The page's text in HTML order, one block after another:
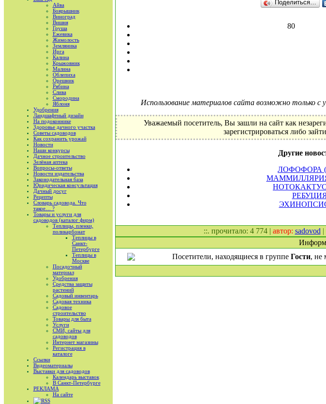
Айва
Боярышник
Виноград
Вишня
Груша
Ежевика
Жимолость
Земляника
Ирга
Калина
Крыжовник
Малина
Облепиха
Орешник
Рябина
Слива
Смородина
Яблоня
Удобрения
Ландшафтный дизайн
На подоконнике
Здоровье дачного участка
Советы садоводов
Как сохранить урожай
Новости
Наши конкурсы
Дачное строительство
Зелёная аптека
Вопросы-ответы
Новости издательства
Законодательная база
Юридическая консультация
Дачный досуг
Рецепты
Словарь садовода. Что
такое… ?
Товары и услуги для
садоводов (каталог фирм)
Теплицы, пленки,
поликарбонат
Теплицы в
Санкт-
Петербурге
Теплицы в
Москве
Посадочный
материал
Удобрения
Средства защиты
растений
Садовый инвентарь
Садовая техника
Садовое
строительство
Товары для быта
Услуги
СМИ, сайты для
садоводов
Интернет магазины
Регистрация в
каталоге
Ссылки
Видеоматериалы
Выставки для садоводов
Календарь выставок
В Санкт-Петербурге
РЕКЛАМА
На сайте
RSS
Поделиться…
80
Использование материалов сайта возможно только с
Уважаемый посетитель, Вы зашли на сайт как
зарегистрироваться либо
Другие
ЛОФОФОРА
МАММИЛЛЯРИЯ
НОТОКАКТУС
ЭХИНОПСИС
::. прочитало: 4 774 | автор: sadovod
Посетители, находящиеся в группе Гости, не